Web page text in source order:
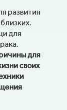
развития
для
для
своих